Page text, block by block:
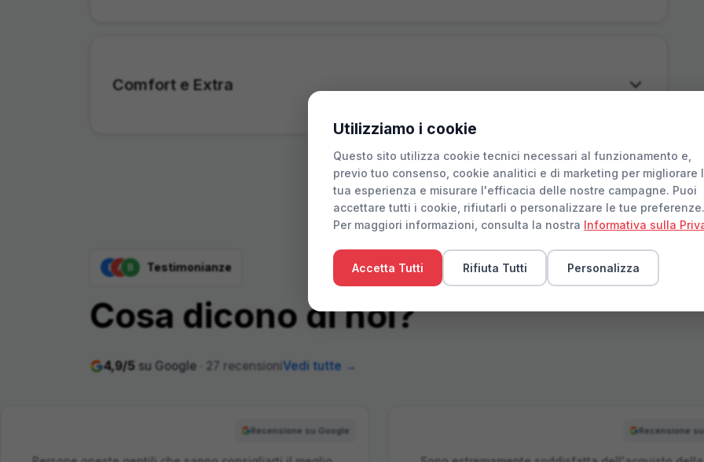
Comfort e Extra
E A B Testimonianze
Cosa dicono di noi?
4,9/5 su Google 27 recensioni Vedi tutte →
Recensione su Google
Utilizziamo i cookie
Questo sito utilizza cookie tecnici necessari al funzionamento e,
previo tuo consenso, cookie analitici e di marketing per migliorare
tua esperienza e misurare l'efficacia delle nostre campagne. Puoi
accettare tutti i cookie, rifiutarli o personalizzare le tue preferenze.
Per maggiori informazioni, consulta la nostra Informativa sulla
Accetta Tutti Rifiuta Tutti Personalizza